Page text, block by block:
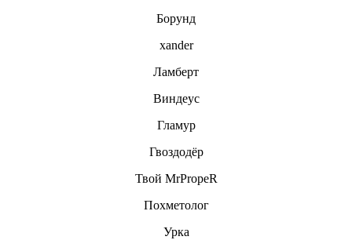
Борунд
xander
Ламберт
Виндеус
Гламур
Гвоздодёр
Твой MrPropeR
Похметолог
Урка